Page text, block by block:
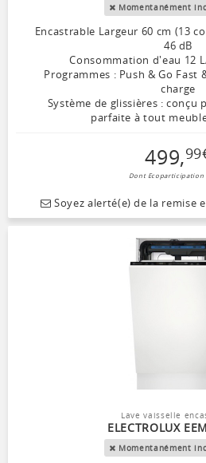
Momentanément
Encastrable Largeur 60 cm (13
46 dB
Consommation d'eau 12
Programmes : Push & Go Fast
charge
Système de glissières :
parfaite à tout
499,99
Dont Ecoparticipation
Soyez alerté(e) de la remise
Lave vaisselle
ELECTROLUX
Momentanément